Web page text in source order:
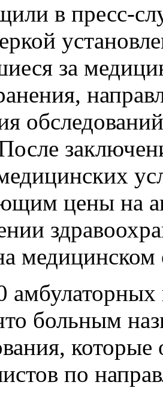
в пресс-
за
цены на
амбулаторных
больным
по